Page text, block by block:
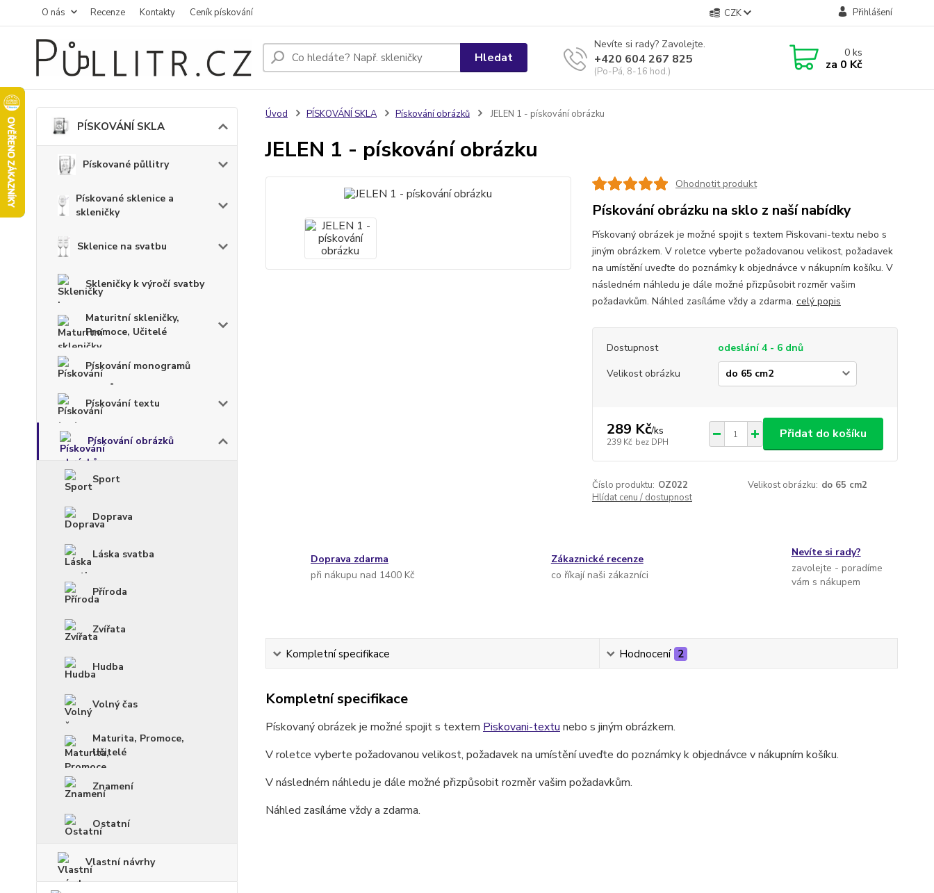
O nás Recenze Kontakty Ceník pískování CZK Přihlášení
Hledat
Nevíte si rady? Zavolejte.
+420 604 267 825
(Po-Pá, 8-16 hod.)
0ks
za 0 Kč
PÍSKOVÁNÍ SKLA
Pískované půllitry
Pískované sklenice a
skleničky
Sklenice na svatbu
Skleničky k výročí svatby
Maturitní skleničky,
Promoce, Učitelé
Pískování monogramů
Pískování textu
Pískování obrázků
Sport
Doprava
Láska svatba
Příroda
Zvířata
Hudba
Volný čas
Maturita, Promoce,
Učitelé
Znamení
Ostatní
Vlastní návrhy
Úvod PÍSKOVÁNÍ SKLA Pískování obrázků JELEN 1 - pískování obrázku
JELEN 1 - pískování obrázku
Ohodnotit produkt
Pískování obrázku na sklo z naší nabídky
Pískovaný obrázek je možné spojit s textem Piskovani-textu nebo s
jiným obrázkem. V roletce vyberte požadovanou velikost, požadavek
na umístění uveďte do poznámky k objednávce v nákupním košíku. V
následném náhledu je dále možné přizpůsobit rozměr vašim
požadavkům. Náhled zasíláme vždy a zdarma. celý popis
Dostupnost
odeslání 4 - 6 dnů
Velikost obrázku
289 Kč/ks
239 Kč bez DPH
Přidat do košíku
Číslo produktu: OZ022 Velikost obrázku: do 65 cm2
Hlídat cenu / dostupnost
Doprava zdarma
při nákupu nad 1400 Kč
Zákaznické recenze
co říkají naši zákazníci
Nevíte si rady?
zavolejte - poradíme
vám s nákupem
Kompletní specifikace Hodnocení 2
Kompletní specifikace
Pískovaný obrázek je možné spojit s textem Piskovani-textu nebo s jiným obrázkem.
V roletce vyberte požadovanou velikost, požadavek na umístění uveďte do poznámky k objednávce v nákupním košíku.
V následném náhledu je dále možné přizpůsobit rozměr vašim požadavkům.
Náhled zasíláme vždy a zdarma.